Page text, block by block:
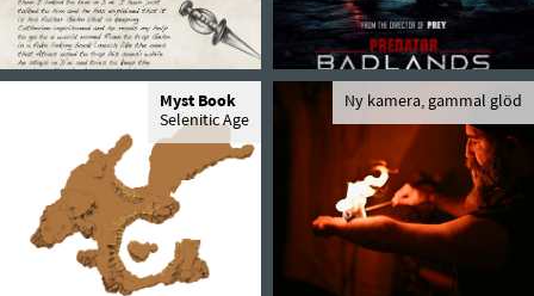
Myst Book
Selenitic Age
Ny kamera, gammal glöd